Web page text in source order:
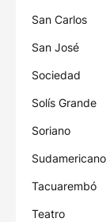
San Carlos
San José
Sociedad
Solís Grande
Soriano
Tacuarembó
Teatro